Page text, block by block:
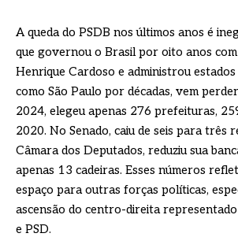
A queda do PSDB nos últimos anos é
que governou o Brasil por oito anos
Henrique Cardoso e administrou
como São Paulo por décadas, vem
2024, elegeu apenas 276 prefeituras,
2020. No Senado, caiu de seis para três
Câmara dos Deputados, reduziu sua
apenas 13 cadeiras. Esses números
espaço para outras forças políticas,
ascensão do centro-direita
e PSD.